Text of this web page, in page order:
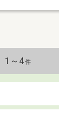
1～4件